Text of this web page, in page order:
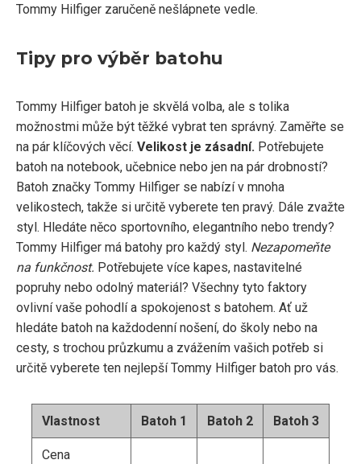
Tommy Hilfiger zaručeně nešlápnete vedle.
Tipy pro výběr batohu
Tommy Hilfiger batoh je skvělá volba, ale s tolika
možnostmi může být těžké vybrat ten správný. Zaměřte se
na pár klíčových věcí. Velikost je zásadní. Potřebujete
batoh na notebook, učebnice nebo jen na pár drobností?
Batoh značky Tommy Hilfiger se nabízí v mnoha
velikostech, takže si určitě vyberete ten pravý. Dále zvažte
styl. Hledáte něco sportovního, elegantního nebo trendy?
Tommy Hilfiger má batohy pro každý styl. Nezapomeňte
na funkčnost. Potřebujete více kapes, nastavitelné
popruhy nebo odolný materiál? Všechny tyto faktory
ovlivní vaše pohodlí a spokojenost s batohem. Ať už
hledáte batoh na každodenní nošení, do školy nebo na
cesty, s trochou průzkumu a zvážením vašich potřeb si
určitě vyberete ten nejlepší Tommy Hilfiger batoh pro vás.
Vlastnost Batoh 1 Batoh 2 Batoh 3
Cena